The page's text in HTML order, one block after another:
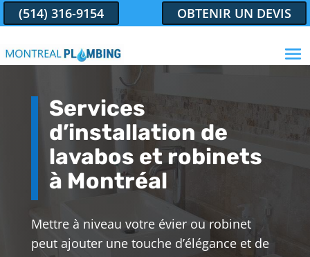
(514) 316-9154 OBTENIR UN DEVIS
Services
d’installation de
lavabos et robinets
à Montréal
Mettre à niveau votre évier ou robinet
peut ajouter une touche d’élégance et de